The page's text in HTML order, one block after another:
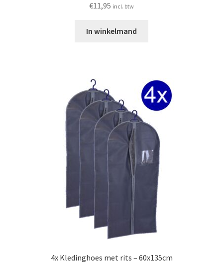
€11,95 incl. btw
In winkelmand
4x Kledinghoes met rits – 60x135cm